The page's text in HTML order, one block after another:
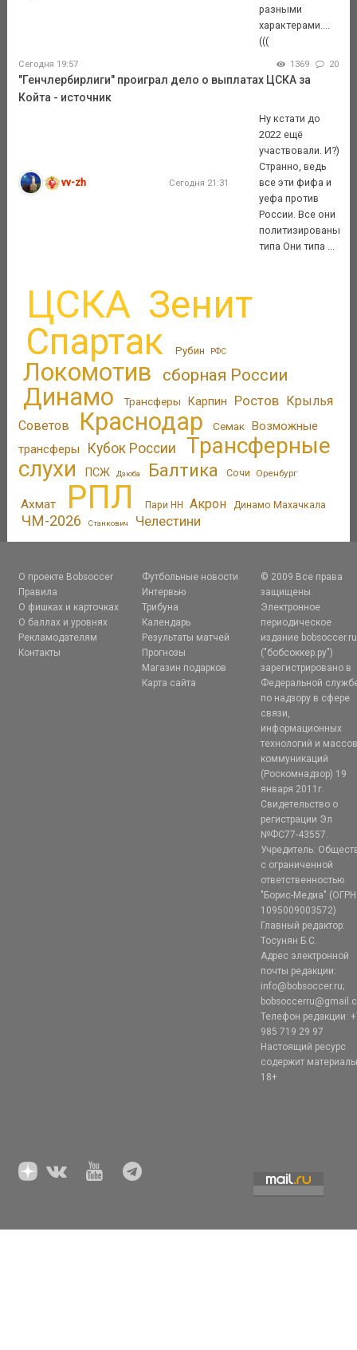
разными
характерами....
(((
Сегодня 19:57 1369 20
"Генчлербирлиги" проиграл дело о выплатах ЦСКА за
Койта - источник
vv-zh Сегодня 21:31
Ну кстати до
2022 ещё
участвовали. И?)
Странно, ведь
все эти фифа и
уефа против
России. Все они
политизированы
типа Они типа ...
ЦСКА Зенит
Спартак Рубин РФС
Локомотив сборная России
Динамо Трансферы Карпин Ростов Крылья
Советов
Краснодар Семак Возможные
трансферы
Кубок России
Трансферные
слухи
ПСЖ Дзюба Балтика Сочи Оренбург
Ахмат РПЛ Пари НН Акрон Динамо Махачкала
ЧМ-2026 Станкович Челестини
О проекте Bobsoccer
Правила
О фишках и карточках
О баллах и уровнях
Рекламодателям
Контакты
Футбольные новости
Интервью
Трибуна
Календарь
Результаты матчей
Прогнозы
Магазин подарков
Карта сайта
© 2009 Все права
защищены.
Электронное
периодическое
издание bobsoccer.ru
("бобсоккер.ру")
зарегистрировано в
Федеральной
по надзору в сфере
связи,
информационных
технологий и
коммуникаций
(Роскомнадзор) 19
января 2011г.
Свидетельство о
регистрации Эл
№ФС77-43557.
Учредитель:
с ограниченной
ответственностью
"Борис-Медиа" (ОГРН
1095009003572)
Главный редактор:
Тосунян Б.С.
Адрес электронной
почты редакции:
info@bobsoccer.ru;
Телефон редакции:
985 719 29 97
Настоящий ресурс
содержит
18+